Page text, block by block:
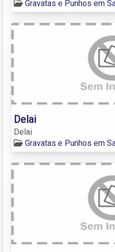
Gravatas e Punhos em
Delai
Delai
Gravatas e Punhos em